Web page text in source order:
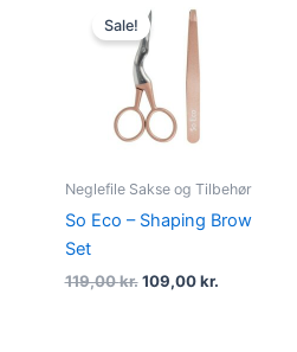
Sale!
Neglefile Sakse og Tilbehør
So Eco – Shaping Brow
Set
119,00kr.
price
was:
119,00 kr..
109,00kr.